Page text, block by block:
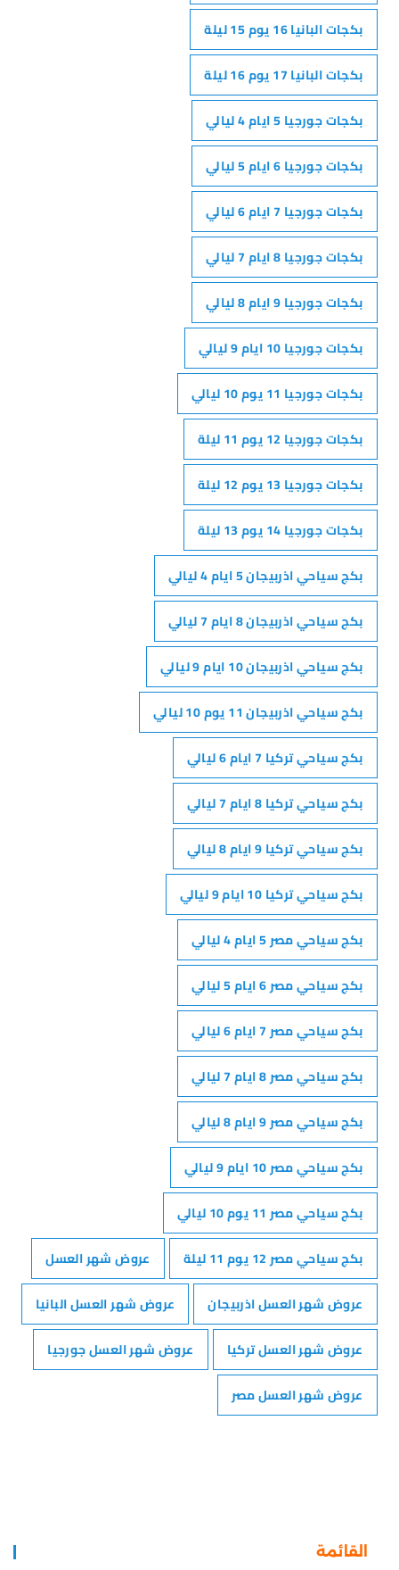
بكجات البانيا 16 يوم 15 ليلة
بكجات البانيا 17 يوم 16 ليلة
بكجات جورجيا 5 ايام 4 ليالي
بكجات جورجيا 6 ايام 5 ليالي
بكجات جورجيا 7 ايام 6 ليالي
بكجات جورجيا 8 ايام 7 ليالي
بكجات جورجيا 9 ايام 8 ليالي
بكجات جورجيا 10 ايام 9 ليالي
بكجات جورجيا 11 يوم 10 ليالي
بكجات جورجيا 12 يوم 11 ليلة
بكجات جورجيا 13 يوم 12 ليلة
بكجات جورجيا 14 يوم 13 ليلة
بكج سياحي اذربيجان 5 ايام 4 ليالي
بكج سياحي اذربيجان 8 ايام 7 ليالي
بكج سياحي اذربيجان 10 ايام 9 ليالي
بكج سياحي اذربيجان 11 يوم 10 ليالي
بكج سياحي تركيا 7 ايام 6 ليالي
بكج سياحي تركيا 8 ايام 7 ليالي
بكج سياحي تركيا 9 ايام 8 ليالي
بكج سياحي تركيا 10 ايام 9 ليالي
بكج سياحي مصر 5 ايام 4 ليالي
بكج سياحي مصر 6 ايام 5 ليالي
بكج سياحي مصر 7 ايام 6 ليالي
بكج سياحي مصر 8 ايام 7 ليالي
بكج سياحي مصر 9 ايام 8 ليالي
بكج سياحي مصر 10 ايام 9 ليالي
بكج سياحي مصر 11 يوم 10 ليالي
بكج سياحي مصر 12 يوم 11 ليلة
عروض شهر العسل
عروض شهر العسل اذربيجان
عروض شهر العسل البانيا
عروض شهر العسل تركيا
عروض شهر العسل جورجيا
عروض شهر العسل مصر
القائمة